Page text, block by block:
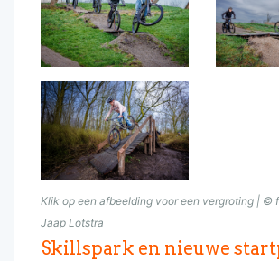
Klik op een afbeelding voor een vergroting | ©
Jaap Lotstra
Skillspark en nieuwe